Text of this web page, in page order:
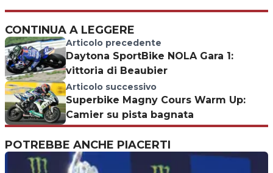
CONTINUA A LEGGERE
Articolo precedente
Daytona SportBike NOLA Gara 1:
vittoria di Beaubier
Articolo successivo
Superbike Magny Cours Warm Up:
Camier su pista bagnata
POTREBBE ANCHE PIACERTI